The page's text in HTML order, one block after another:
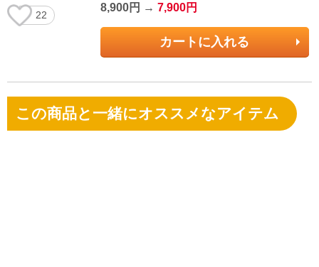
22
8,900円 → 7,900円
カートに入れる
この商品と一緒にオススメなアイテム